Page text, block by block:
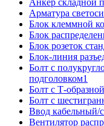
Арматура
Блок клеммной
Блок
Блок розеток
Блок-линия
Болт с
подголовком1
Болт с Т-
Болт с
Ввод кабельный/
Вентилятор